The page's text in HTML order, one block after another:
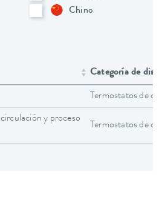
Chino
Categoría de
Termostatos de
y proceso
Termostatos de